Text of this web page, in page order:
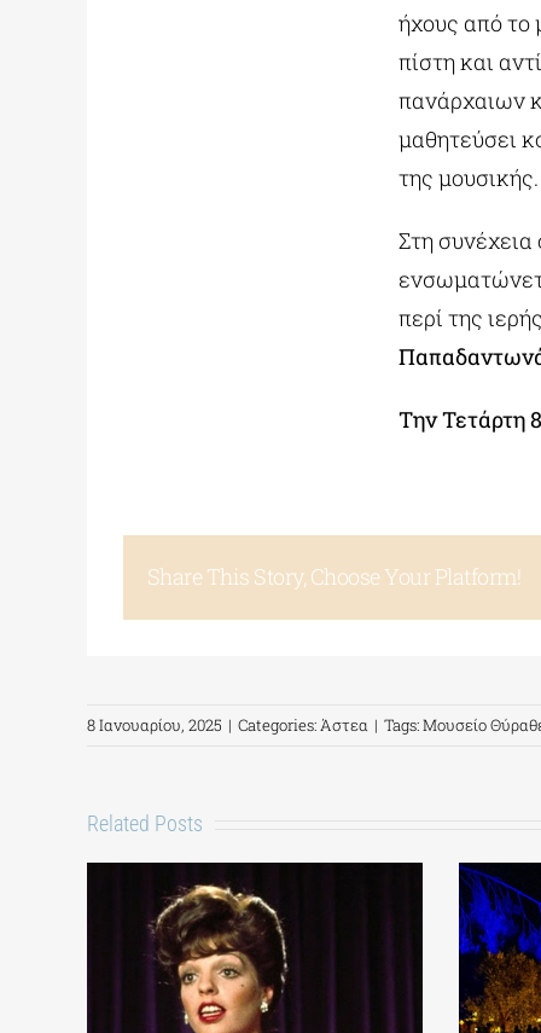
ήχους από το
πίστη και
πανάρχαιων
μαθητεύσει
της μουσικής.
Στη
περί της
Την Τετάρτη
Share This Story, Choose Your Platform!
8 Ιανουαρίου, 2025 | Categories:Άστεα | Tags:Μουσείο
Related Posts